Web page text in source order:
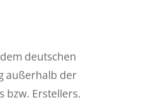
deutschen
außerhalb der
bzw. Erstellers.